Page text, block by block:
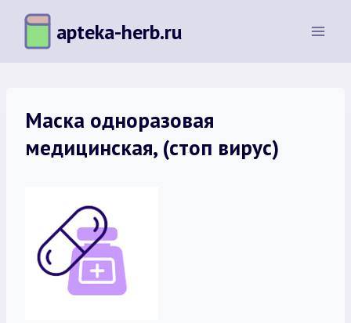
Перейти
содержимому
apteka-herb.ru
Маска одноразовая
медицинская, (стоп вирус)